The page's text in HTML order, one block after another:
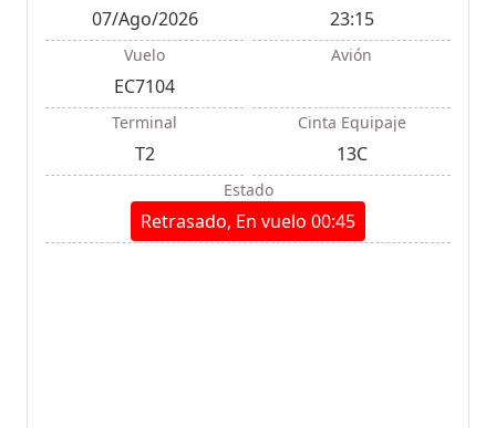
07/Ago/2026 23:15
Vuelo
EC7104
Avión
Terminal
T2
Cinta Equipaje
13C
Estado
Retrasado, En vuelo 00:45